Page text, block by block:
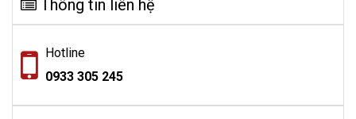
Thông tin liên hệ
Hotline
0933 305 245